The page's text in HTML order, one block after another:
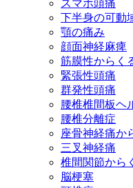
スマホ頭痛
下半身の可動
顎の痛み
顔面神経麻痺
筋膜性からく
緊張性頭痛
群発性頭痛
腰椎椎間板ヘ
腰椎分離症
座骨神経痛か
三叉神経痛
椎間関節から
脳梗塞